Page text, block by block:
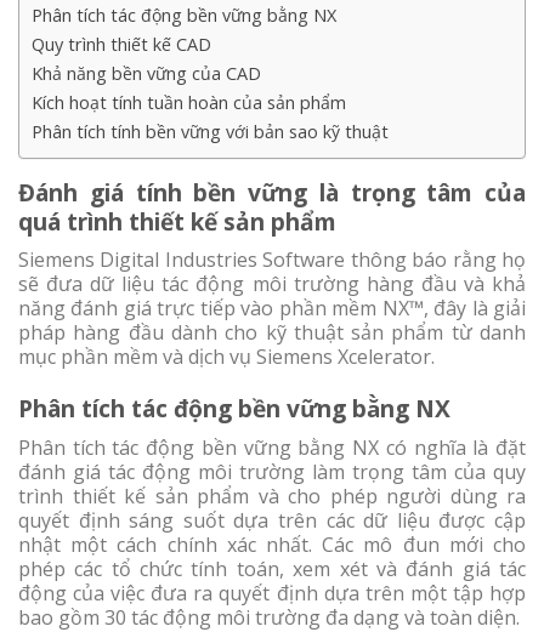
Phân tích tác động bền vững bằng NX
Quy trình thiết kế CAD
Khả năng bền vững của CAD
Kích hoạt tính tuần hoàn của sản phẩm
Phân tích tính bền vững với bản sao kỹ thuật
Đánh giá tính bền vững là trọng tâm của
quá trình thiết kế sản phẩm
Siemens Digital Industries Software thông báo rằng họ
sẽ đưa dữ liệu tác động môi trường hàng đầu và khả
năng đánh giá trực tiếp vào phần mềm NX™, đây là giải
pháp hàng đầu dành cho kỹ thuật sản phẩm từ danh
mục phần mềm và dịch vụ Siemens Xcelerator.
Phân tích tác động bền vững bằng NX
Phân tích tác động bền vững bằng NX có nghĩa là đặt
đánh giá tác động môi trường làm trọng tâm của quy
trình thiết kế sản phẩm và cho phép người dùng ra
quyết định sáng suốt dựa trên các dữ liệu được cập
nhật một cách chính xác nhất. Các mô đun mới cho
phép các tổ chức tính toán, xem xét và đánh giá tác
động của việc đưa ra quyết định dựa trên một tập hợp
bao gồm 30 tác động môi trường đa dạng và toàn diện.